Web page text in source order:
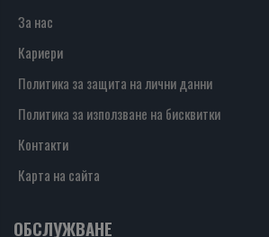
За нас
Кариери
Политика за защита на лични данни
Политика за използване на бисквитки
Контакти
Карта на сайта
ОБСЛУЖВАНЕ